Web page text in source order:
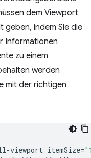
dem Viewport
geben, indem Sie die
Informationen
zu einem
werden
mit der richtigen
-viewport itemSize=